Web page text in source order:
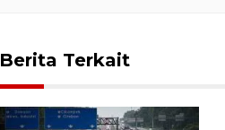
Berita Terkait